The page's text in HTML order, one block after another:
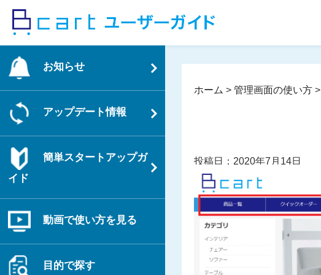
ッ
お知らせ
アップデート情報
簡単スタートアップガ
イド
動画で使い方を見る
目的で探す
ホーム >管理画面の使い方 >
投稿日：2020年7月14日